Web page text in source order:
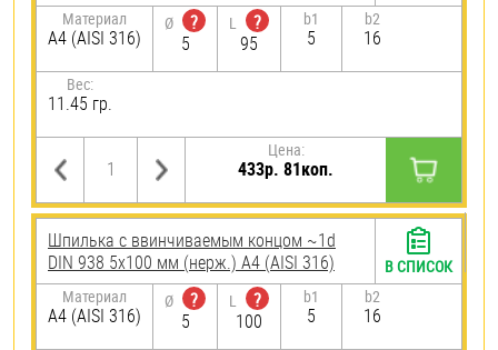
Материал
A4 (AISI 316)
Ø
?
5
L
?
95
b1
5
b2
16
Вес:
11.45 гр.
Цена:
433р. 81коп.
Шпилька c ввинчиваемым концом ~1d
DIN 938 5х100 мм (нерж.) A4 (AISI 316)
Материал
A4 (AISI 316)
Ø
?
5
L
?
100
b1
5
b2
16
В СПИСОК